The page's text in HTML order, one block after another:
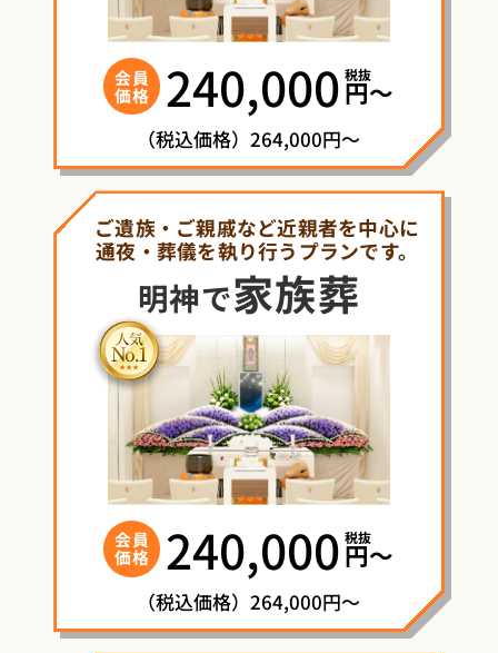
会員
価格 240,000 税抜
円〜
（税込価格）264,000円～
ご遺族・ご親戚など近親者を中心に
通夜・葬儀を執り行うプランです。
明神で家族葬
会員
価格 240,000 税抜
円〜
（税込価格）264,000円～